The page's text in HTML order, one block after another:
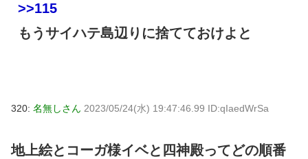
>>115
もうサイハテ島辺りに捨てておけよと
320: 名無しさん 2023/05/24(水) 19:47:46.99 ID:qIaedWrSa
地上絵とコーガ様イベと四神殿ってどの順番